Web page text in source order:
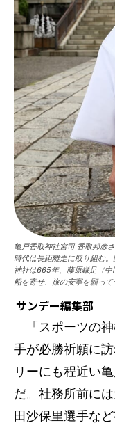
亀戸香取神社宮司 香取邦
時代は長距離走に取り組む
神社は665年、藤原鎌足（
船を寄せ、旅の安寧を願っ
サンデー編集部
「スポーツの神
手が必勝祈願に
リーにも程近い
だ。社務所前に
田沙保里選手な